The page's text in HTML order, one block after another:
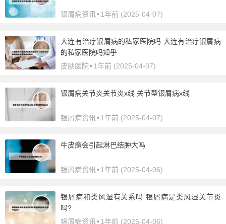
银屑病资讯 •1年前 (2025-04-07)
大连有治疗银屑病的私家医院吗 大连有治疗银屑病
的私家医院吗知乎
皮肤医院•1年前 (2025-04-07)
银屑病关节炎关节炎x线 关节型银屑病x线
银屑病资讯 •1年前 (2025-04-07)
牛皮癣会引起淋巴结肿大吗
银屑病资讯 •1年前 (2025-04-06)
银屑病和类风湿有关系吗 银屑病是类风湿关节炎
吗?
银屑病资讯 •1年前 (2025-04-06)